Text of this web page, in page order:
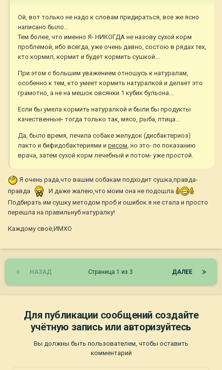
Ой, вот только не надо к словам придираться, все же ясно
написано было...
Тем более, что именно Я- НИКОГДА не назову сухой корм
проблемой, ибо всегда, уже очень давно, состою в рядах тех,
кто кормил, кормит и будет кормить сушкой...
При этом с большим уважением отношусь к натуралам,
особенно к тем, кто умеет кормить натуралкой и делает это
грамотно, а не на мешок овсянки 1 кубик бульона...
Если бы умела кормить натуралкой и были бы продукты
качественные- тогда только так, мясо, рыба, птица...
Да, было время, лечила собаке желудок (дисбактериоз)
лакто и бифидобактериями и рисом, но это- по показанию
врача, затем сухой корм лечебный и потом- уже простой.
Я очень рада,что вашим собакам подходит сушка,правда-
правда
И даже жалею,что моим она не подошла
Подбирать им сушку методом проб и ошибок я не стала и просто
перешла на правильнуб натуралку!
Каждому своё,ИМХО
НАЗАД ДАЛЕЕ
Страница 1 из 3
Для публикации сообщений создайте
учётную запись или авторизуйтесь
Вы должны быть пользователем, чтобы оставить
комментарий